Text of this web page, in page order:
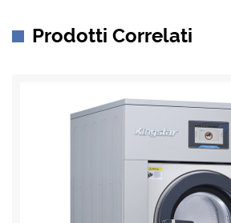
Prodotti Correlati